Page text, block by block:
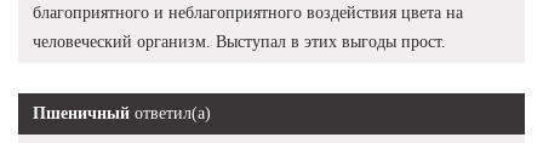
благоприятного и неблагоприятного воздействия цвета на
человеческий организм. Выступал в этих выгоды прост.
Пшеничный ответил(а)